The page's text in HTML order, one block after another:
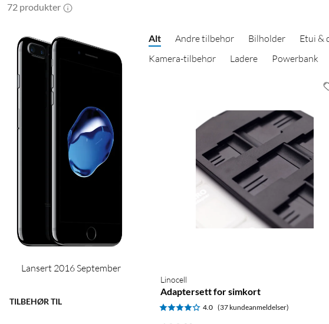
72 produkter
Lansert 2016 September
TILBEHØR TIL
Alt Andre tilbehør Bilholder Etui &
Kamera-tilbehør
Ladere Powerbank
Linocell
Adaptersett for simkort
4.0 (37 kundeanmeldelser)